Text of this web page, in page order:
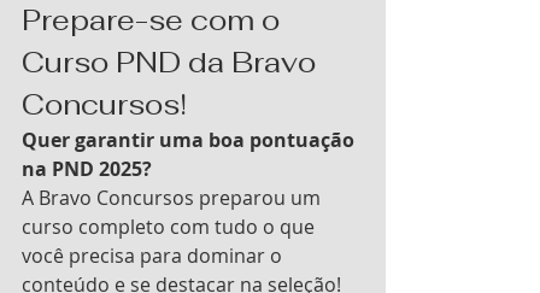
Prepare-se com o
Curso PND da Bravo
Concursos!
Quer garantir uma boa pontuação
na PND 2025?
A Bravo Concursos preparou um
curso completo com tudo o que
você precisa para dominar o
conteúdo e se destacar na seleção!